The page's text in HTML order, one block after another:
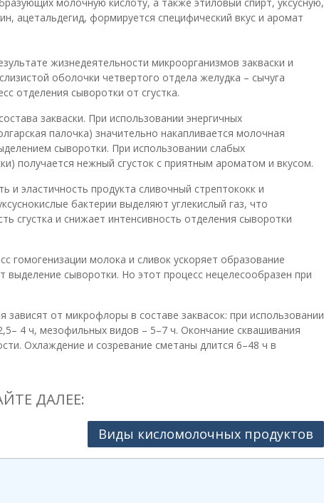
ацетальдегид, формируется специфический вкус и аромат
жизнедеятельности микроорганизмов закваски и
оболочки четвертого отдела желудка – сычуга
отделения сыворотки от сгустка.
закваски. При использовании энергичных
палочка) значительно накапливается молочная
сыворотки. При использовании слабых
получается нежный сгусток с приятным ароматом и вкусом.
эластичность продукта сливочный стрептококк и
бактерии выделяют углекислый газ, что
сгустка и снижает интенсивность отделения сыворотки
гомогенизации молока и сливок ускоряет образование
выделение сыворотки. Но этот процесс нецелесообразен при
от микрофлоры в составе заквасок: при использовании
4 ч, мезофильных видов – 5–7 ч. Окончание сквашивания
Охлаждение и созревание сметаны длится 6–48 ч в
ДАЛЕЕ:
Виды кисломолочных продуктов